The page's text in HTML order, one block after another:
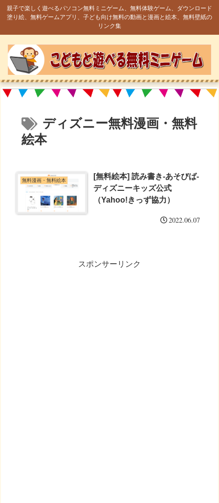
親子で楽しく遊べるパソコン無料ミニゲーム、無料体験ゲーム、ダウンロード
塗り絵、無料ゲームアプリ、子ども向け無料の動画と漫画と絵本、無料壁紙の
リンク集
ディズニー無料漫画・無料
絵本
無料漫画・無料絵本
[無料絵本] 読み書き-あそびば-
ディズニーキッズ公式
（Yahoo!きっず協力）
2022.06.07
スポンサーリンク